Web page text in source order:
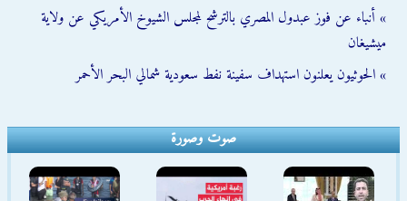
» أنباء عن فوز عبدول المصري بالترشح لمجلس الشيوخ الأمريكي عن ولاية
ميشيغان
» الحوثيون يعلنون استهداف سفينة نفط سعودية شمالي البحر الأحمر
صوت وصورة